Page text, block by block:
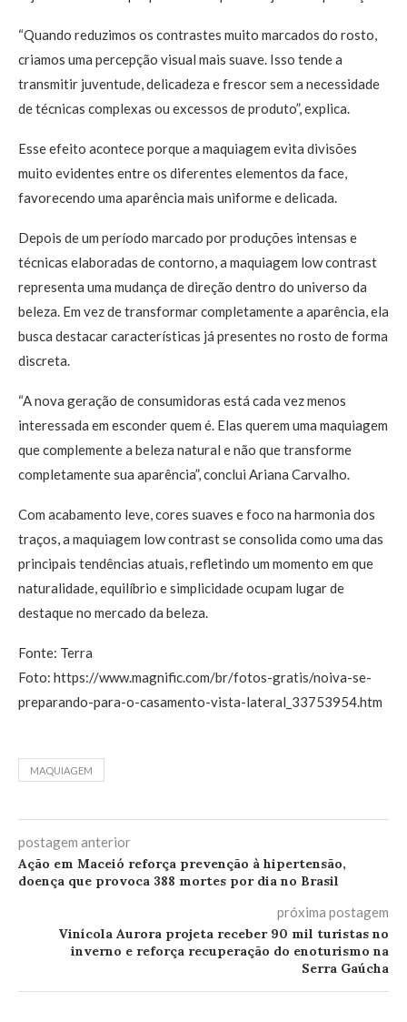
“Quando reduzimos os contrastes muito marcados do rosto,
criamos uma percepção visual mais suave. Isso tende a
transmitir juventude, delicadeza e frescor sem a necessidade
de técnicas complexas ou excessos de produto”, explica.
Esse efeito acontece porque a maquiagem evita divisões
muito evidentes entre os diferentes elementos da face,
favorecendo uma aparência mais uniforme e delicada.
Depois de um período marcado por produções intensas e
técnicas elaboradas de contorno, a maquiagem low contrast
representa uma mudança de direção dentro do universo da
beleza. Em vez de transformar completamente a aparência, ela
busca destacar características já presentes no rosto de forma
discreta.
“A nova geração de consumidoras está cada vez menos
interessada em esconder quem é. Elas querem uma maquiagem
que complemente a beleza natural e não que transforme
completamente sua aparência”, conclui Ariana Carvalho.
Com acabamento leve, cores suaves e foco na harmonia dos
traços, a maquiagem low contrast se consolida como uma das
principais tendências atuais, refletindo um momento em que
naturalidade, equilíbrio e simplicidade ocupam lugar de
destaque no mercado da beleza.
Fonte: Terra
Foto: https://www.magnific.com/br/fotos-gratis/noiva-se-
preparando-para-o-casamento-vista-lateral_33753954.htm
MAQUIAGEM
postagem anterior
Ação em Maceió reforça prevenção à hipertensão,
doença que provoca 388 mortes por dia no Brasil
próxima postagem
Vinícola Aurora projeta receber 90 mil turistas no
inverno e reforça recuperação do enoturismo na
Serra Gaúcha